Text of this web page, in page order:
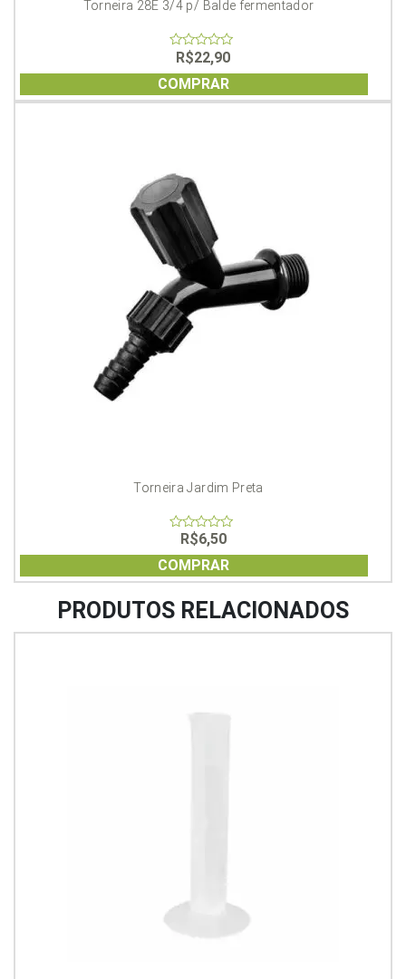
Torneira 28E 3/4 p/ Balde fermentador
out
of
5
R$22,90
COMPRAR
Torneira Jardim Preta
of
5
R$6,50
COMPRAR
PRODUTOS RELACIONADOS